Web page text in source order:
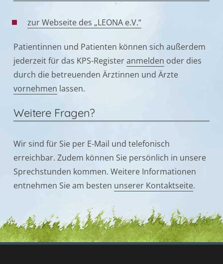
zur Webseite des „LEONA e.V.“
Patientinnen und Patienten können sich außerdem
jederzeit für das KPS-Registeranmelden oder dies
durch die betreuenden Ärztinnen und Ärzte
vornehmen lassen.
Weitere Fragen?
Wir sind für Sie per E-Mail und telefonisch
erreichbar. Zudem können Sie persönlich in unsere
Sprechstunden kommen. Weitere Informationen
entnehmen Sie am besten unserer Kontaktseite.